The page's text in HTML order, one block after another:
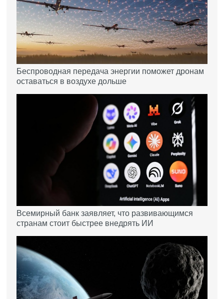
Беспроводная передача энергии поможет дронам
оставаться в воздухе дольше
Всемирный банк заявляет, что развивающимся
странам стоит быстрее внедрять ИИ